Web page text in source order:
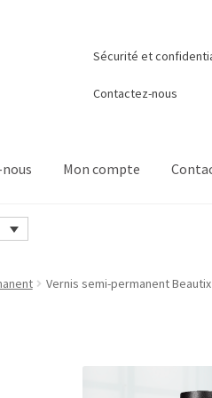
Sécurité et
Contactez-nous
Mon compte
et retours
Vernis semi-permanent